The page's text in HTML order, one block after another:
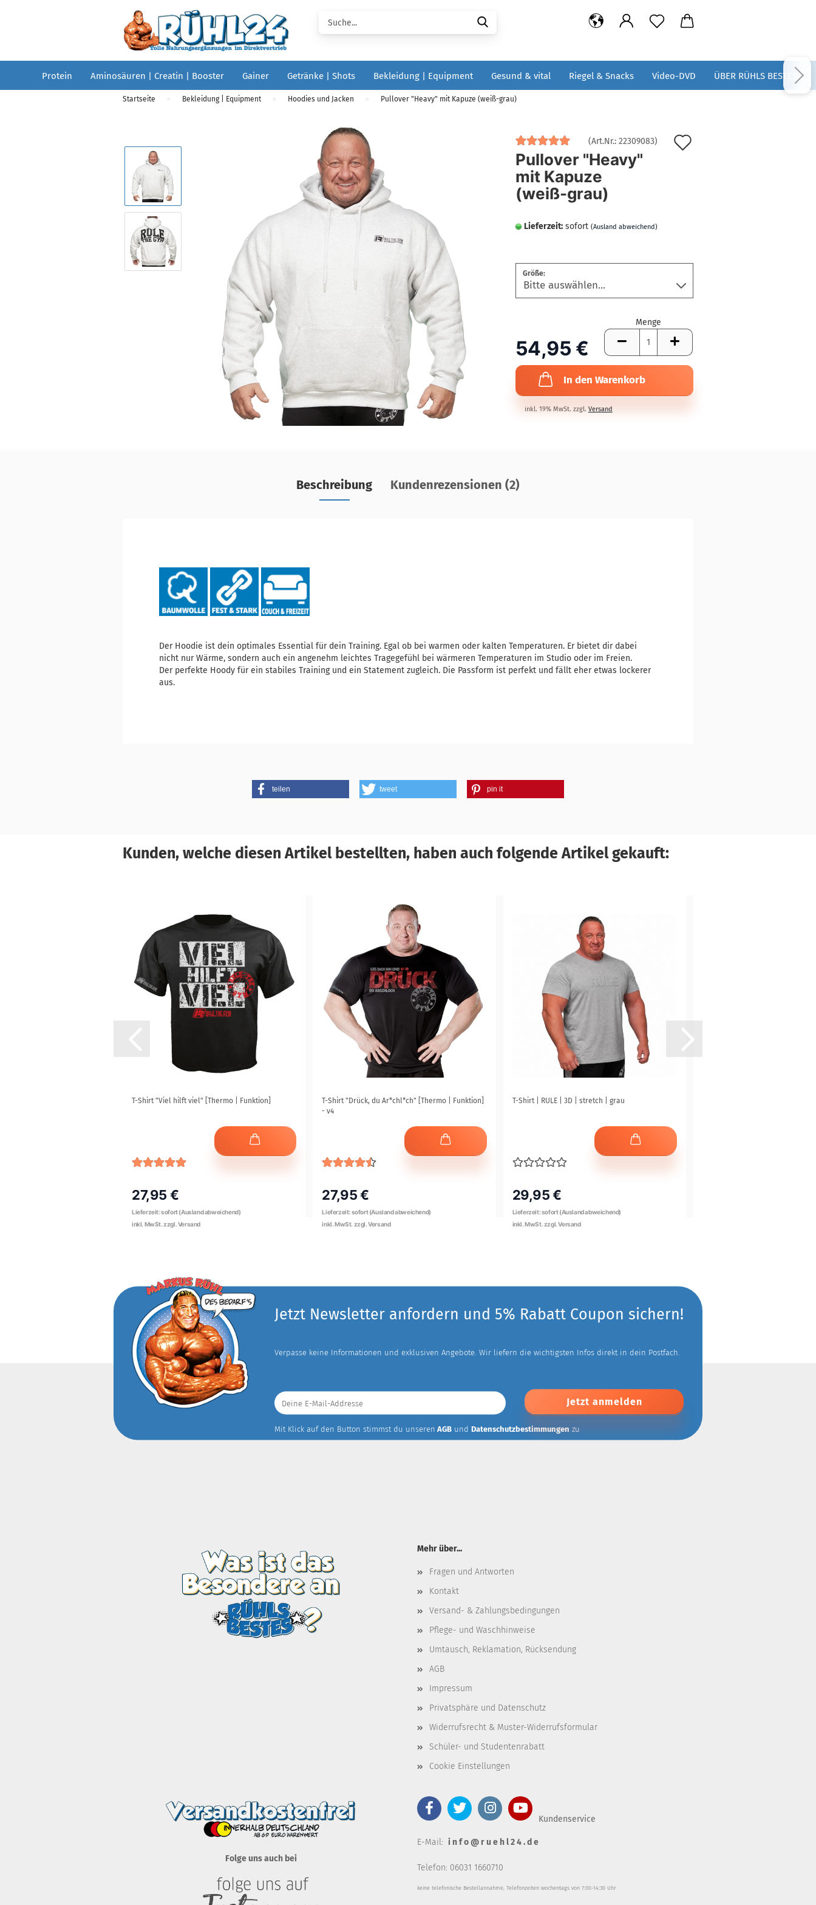
Protein Aminosäuren | Creatin | Booster Gainer Getränke | Shots Bekleidung | Equipment Gesund & vital Riegel & Snacks Video-DVD ÜBER RÜHLS BESTES
Startseite » Bekleidung | Equipment » Hoodies und Jacken » Pullover "Heavy" mit Kapuze (weiß-grau)
(Art.Nr.: 22309083)
Pullover "Heavy"
mit Kapuze
(weiß-grau)
Lieferzeit: sofort (Ausland abweichend)
Größe:
54,95 €
Menge
In den Warenkorb
inkl. 19% MwSt. zzgl. Versand
Beschreibung Kundenrezensionen (2)
Der Hoodie ist dein optimales Essential für dein Training. Egal ob bei warmen oder kalten Temperaturen. Er bietet dir dabei
nicht nur Wärme, sondern auch ein angenehm leichtes Tragegefühl bei wärmeren Temperaturen im Studio oder im Freien.
Der perfekte Hoody für ein stabiles Training und ein Statement zugleich. Die Passform ist perfekt und fällt eher etwas lockerer
aus.
teilen tweet pin it
Kunden, welche diesen Artikel bestellten, haben auch folgende Artikel gekauft:
T-Shirt "Viel hilft viel" [Thermo | Funktion]
27,95 €
T-Shirt "Drück, du Ar*chl*ch" [Thermo | Funktion]
- v4
27,95 €
T-Shirt | RULE | 3D | stretch | grau
29,95 €
Jetzt Newsletter anfordern und 5% Rabatt Coupon sichern!
Verpasse keine Informationen und exklusiven Angebote. Wir liefern die wichtigsten Infos direkt in dein Postfach.
Deine
E-
Mail-
Addresse
Mit Klick auf den Button stimmst du unseren AGB und Datenschutzbestimmungen zu
Mehr über...
Fragen und Antworten
Kontakt
Versand- & Zahlungsbedingungen
Pflege- und Waschhinweise
Umtausch, Reklamation, Rücksendung
AGB
Impressum
Privatsphäre und Datenschutz
Widerrufsrecht & Muster-Widerrufsformular
Schüler- und Studentenrabatt
Cookie Einstellungen
Folge uns auch bei
Kundenservice
E-Mail: i n f o @ r u e h l 2 4 . d e
Telefon: 06031 1660710
keine telefonische Bestellannahme, Telefonzeiten wochentags von 7:00-14:30 Uhr